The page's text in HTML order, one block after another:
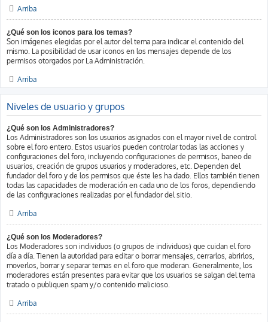
Arriba
¿Qué son los iconos para los temas?
Son imágenes elegidas por el autor del tema para indicar el contenido del
mismo. La posibilidad de usar iconos en los mensajes depende de los
permisos otorgados por La Administración.
Arriba
Niveles de usuario y grupos
¿Qué son los Administradores?
Los Administradores son los usuarios asignados con el mayor nivel de control
sobre el foro entero. Estos usuarios pueden controlar todas las acciones y
configuraciones del foro, incluyendo configuraciones de permisos, baneo de
usuarios, creación de grupos usuarios y moderadores, etc. Dependen del
fundador del foro y de los permisos que éste les ha dado. Ellos también tienen
todas las capacidades de moderación en cada uno de los foros, dependiendo
de las configuraciones realizadas por el fundador del sitio.
Arriba
¿Qué son los Moderadores?
Los Moderadores son individuos (o grupos de individuos) que cuidan el foro
día a día. Tienen la autoridad para editar o borrar mensajes, cerrarlos, abrirlos,
moverlos, borrar y separar temas en el foro que moderan. Generalmente, los
moderadores están presentes para evitar que los usuarios se salgan del tema
tratado o publiquen spam y/o contenido malicioso.
Arriba